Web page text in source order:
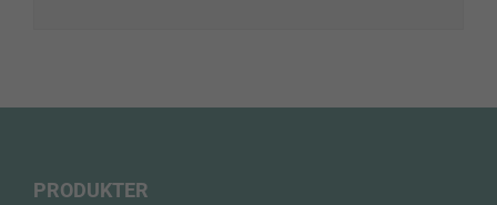
PRODUKTER